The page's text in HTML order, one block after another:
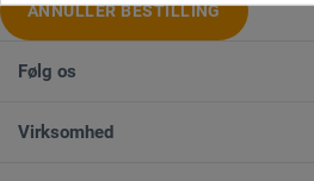
ANNULLER BESTILLING
Følg os
Virksomhed